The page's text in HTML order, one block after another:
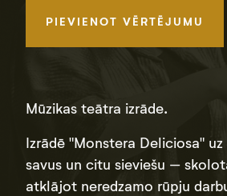
PIEVIENOT VĒRTĒJUMU
Mūzikas teātra izrāde.
Izrādē "Monstera Deliciosa"
savus un citu sieviešu –
atklājot neredzamo rūpju